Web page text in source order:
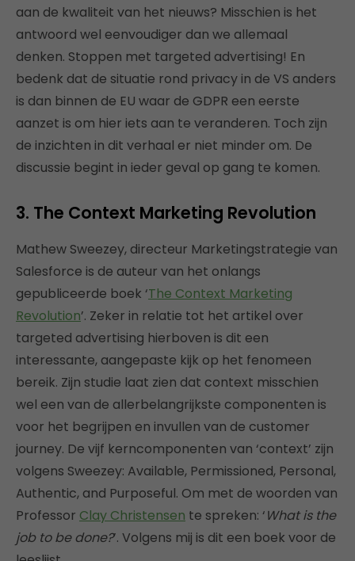
aan de kwaliteit van het nieuws? Misschien is het
antwoord wel eenvoudiger dan we allemaal
denken. Stoppen met targeted advertising! En
bedenk dat de situatie rond privacy in de VS anders
is dan binnen de EU waar de GDPR een eerste
aanzet is om hier iets aan te veranderen. Toch zijn
de inzichten in dit verhaal er niet minder om. De
discussie begint in ieder geval op gang te komen.
3. The Context Marketing Revolution
Mathew Sweezey, directeur Marketingstrategie van
Salesforce is de auteur van het onlangs
gepubliceerde boek ‘The Context Marketing
Revolution’. Zeker in relatie tot het artikel over
targeted advertising hierboven is dit een
interessante, aangepaste kijk op het fenomeen
bereik. Zijn studie laat zien dat context misschien
wel een van de allerbelangrijkste componenten is
voor het begrijpen en invullen van de customer
journey. De vijf kerncomponenten van ‘context’ zijn
volgens Sweezey: Available, Permissioned, Personal,
Authentic, and Purposeful. Om met de woorden van
Professor Clay Christensen te spreken: ‘What is the
job to be done?’. Volgens mij is dit een boek voor de